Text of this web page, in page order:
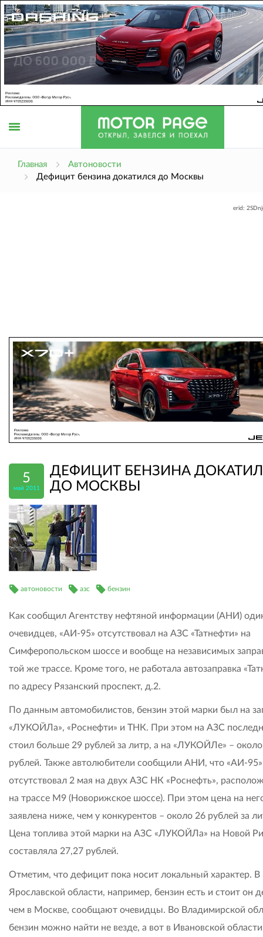
Главная
Автоновости
Дефицит бензина докатился до Москвы
erid:
5
май 2011
ДЕФИЦИТ БЕНЗИНА
ДО МОСКВЫ
автоновости азс бензин
Как сообщил Агентству нефтяной информации (АНИ)
очевидцев, «АИ-95» отсутствовал на АЗС «Татнефти» на
Симферопольском шоссе и вообще на независимых
той же трассе. Кроме того, не работала автозаправка
по адресу Рязанский проспект, д.2.
По данным автомобилистов, бензин этой марки был на
«ЛУКОЙЛа», «Роснефти» и ТНК. При этом на АЗС
стоил больше 29 рублей за литр, а на «ЛУКОЙЛе» –
рублей. Также автолюбители сообщили АНИ, что «АИ-95»
отсутствовал 2 мая на двух АЗС НК «Роснефть»,
на трассе М9 (Новорижское шоссе). При этом цена на
заявлена ниже, чем у конкурентов – около 26 рублей за
Цена топлива этой марки на АЗС «ЛУКОЙЛа» на Новой
составляла 27,27 рублей.
Отметим, что дефицит пока носит локальный характер. В
Ярославской области, например, бензин есть и стоит он
чем в Москве, сообщают очевидцы. Во Владимирской
бензин можно найти не везде, а вот в Ивановской области